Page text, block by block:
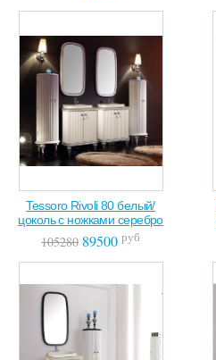
Tessoro Rivoli 80 белый/
цоколь с ножками серебро
105280 89500 руб